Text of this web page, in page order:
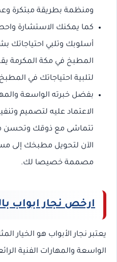
ومنظمة بطريقة مبتكرة
كما يمكنك الاستشارة
أسلوبك وتلبي احتياجاتك
المطبخ في مكة المكرمة
لتلبية احتياجاتك في
بفضل خبرته الواسعة
الاعتماد عليه لتصميم
تتماشى مع ذوقك
الآن لتحويل مطبخك إلى
مصممة خصيصا لك.
ارخص نجار ابواب
يعتبر نجار الأبواب هو الخيار
الواسعة والمهارات الفنية